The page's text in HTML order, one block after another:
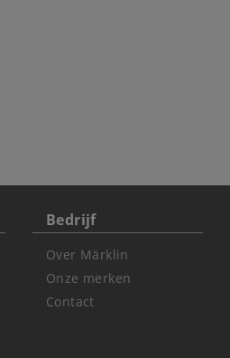
Bedrijf
Over Märklin
Onze merken
Contact